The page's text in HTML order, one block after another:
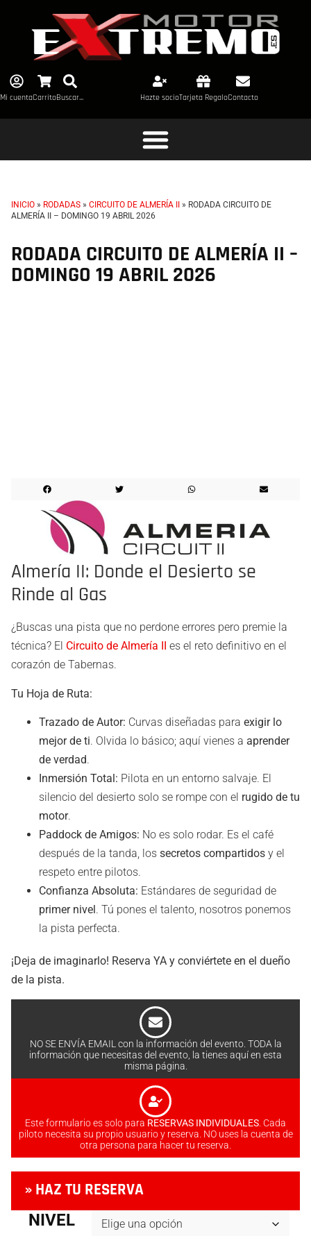
Mi cuentaCarritoBuscar... Hazte socioTarjeta RegaloContacto
INICIO » RODADAS » CIRCUITO DE ALMERÍA II » RODADA CIRCUITO DE
ALMERÍA II – DOMINGO 19 ABRIL 2026
RODADA CIRCUITO DE ALMERÍA II –
DOMINGO 19 ABRIL 2026
Almería II: Donde el Desierto se
Rinde al Gas
¿Buscas una pista que no perdone errores pero premie la
técnica? El Circuito de Almería II
es el reto definitivo en el
corazón de Tabernas.
Tu Hoja de Ruta:
Trazado de Autor: Curvas diseñadas para exigir lo
mejor de ti. Olvida lo básico; aquí vienes a aprender
de verdad.
Inmersión Total: Pilota en un entorno salvaje. El
silencio del desierto solo se rompe con el rugido de tu
motor.
Paddock de Amigos: No es solo rodar. Es el café
después de la tanda, los secretos compartidos y el
respeto entre pilotos.
Confianza Absoluta: Estándares de seguridad de
primer nivel . Tú pones el talento, nosotros ponemos
la pista perfecta.
¡Deja de imaginarlo! Reserva YA y conviértete en el dueño
de la pista.
NO SE ENVÍA EMAIL con la información del evento. TODA la
información que necesitas del evento, la tienes aquí en esta
misma página.
Este formulario es solo para RESERVAS INDIVIDUALES . Cada
piloto necesita su propio usuario y reserva. NO uses la cuenta de
otra persona para hacer tu reserva.
» HAZ TU RESERVA
NIVEL